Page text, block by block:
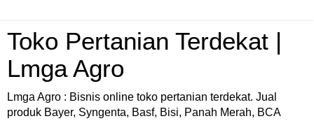
Toko Pertanian Terdekat |
Lmga Agro
Lmga Agro : Bisnis online toko pertanian terdekat. Jual
produk Bayer, Syngenta, Basf, Bisi, Panah Merah, BCA